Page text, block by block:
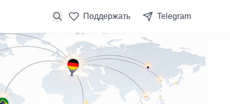
Поддержать Telegram